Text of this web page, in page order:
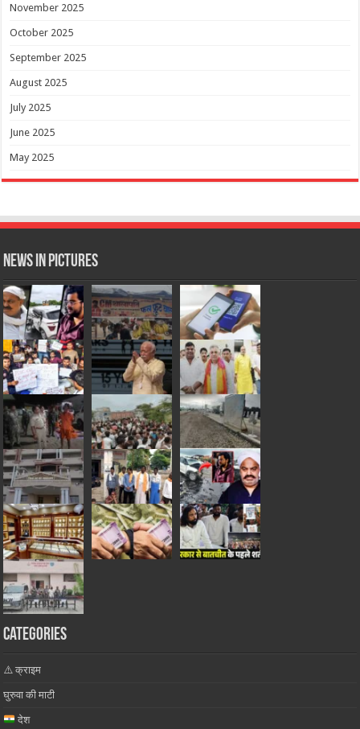
November 2025
October 2025
September 2025
August 2025
July 2025
June 2025
May 2025
News in Pictures
Categories
⚠️ क्राइम
घुरुवा की माटी
देश